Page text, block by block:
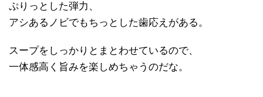
ぷりっとした弾力、
アシあるノビでもちっとした歯応えがある。
スープをしっかりとまとわせているので、
一体感高く旨みを楽しめちゃうのだな。